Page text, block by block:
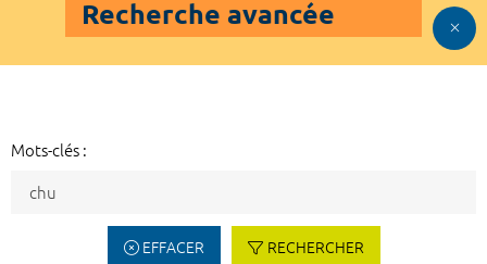
Recherche avancée
Mots-clés :
EFFACER RECHERCHER